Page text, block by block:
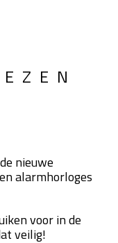
nieuwe
alarmhorloges
voor in de
veilig!